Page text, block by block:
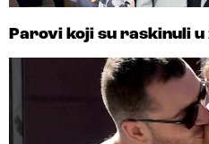
Parovi koji su raskinuli u